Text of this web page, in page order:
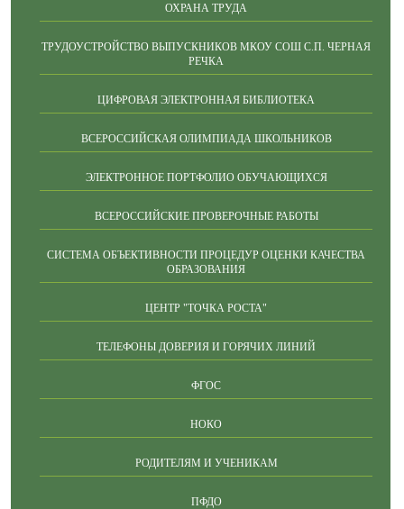
ОХРАНА ТРУДА
ТРУДОУСТРОЙСТВО ВЫПУСКНИКОВ МКОУ СОШ С.П. ЧЕРНАЯ
РЕЧКА
ЦИФРОВАЯ ЭЛЕКТРОННАЯ БИБЛИОТЕКА
ВСЕРОССИЙСКАЯ ОЛИМПИАДА ШКОЛЬНИКОВ
ЭЛЕКТРОННОЕ ПОРТФОЛИО ОБУЧАЮЩИХСЯ
ВСЕРОССИЙСКИЕ ПРОВЕРОЧНЫЕ РАБОТЫ
СИСТЕМА ОБЪЕКТИВНОСТИ ПРОЦЕДУР ОЦЕНКИ КАЧЕСТВА
ОБРАЗОВАНИЯ
ЦЕНТР "ТОЧКА РОСТА"
ТЕЛЕФОНЫ ДОВЕРИЯ И ГОРЯЧИХ ЛИНИЙ
ФГОС
НОКО
РОДИТЕЛЯМ И УЧЕНИКАМ
ПФДО